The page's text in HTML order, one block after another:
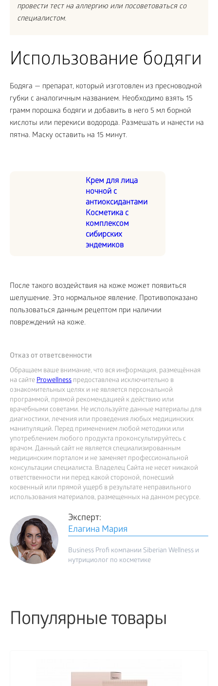
провести тест на аллергию или посоветоваться со
специалистом.
Использование бодяги
Бодяга — препарат, который изготовлен из пресноводной
губки с аналогичным названием. Необходимо взять 15
грамм порошка бодяги и добавить в него 5 мл борной
кислоты или перекиси водорода. Размешать и нанести на
пятна. Маску оставить на 15 минут.
Крем для лица
ночной с
антиоксидантами
Косметика с
комплексом
сибирских
эндемиков
После такого воздействия на коже может появиться
шелушение. Это нормальное явление. Противопоказано
пользоваться данным рецептом при наличии
повреждений на коже.
Отказ от ответсвенности
Обращаем ваше внимание, что вся информация, размещённая
на сайтеProwellness предоставлена исключительно в
ознакомительных целях и не является персональной
программой, прямой рекомендацией к действию или
врачебными советами. Не используйте данные материалы для
диагностики, лечения или проведения любых медицинских
манипуляций. Перед применением любой методики или
употреблением любого продукта проконсультируйтесь с
врачом. Данный сайт не является специализированным
медицинским порталом и не заменяет профессиональной
консультации специалиста. Владелец Сайта не несет никакой
ответственности ни перед какой стороной, понесший
косвенный или прямой ущерб в результате неправильного
использования материалов, размещенных на данном ресурсе.
Эксперт:
Елагина Мария
Business Profi компании Siberian Wellness и
нутрициолог по косметике
Популярные товары